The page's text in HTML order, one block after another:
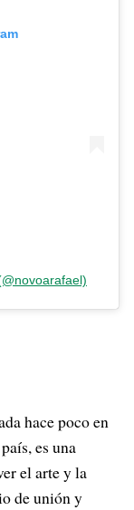
hace poco en
es una
el arte y la
de unión y